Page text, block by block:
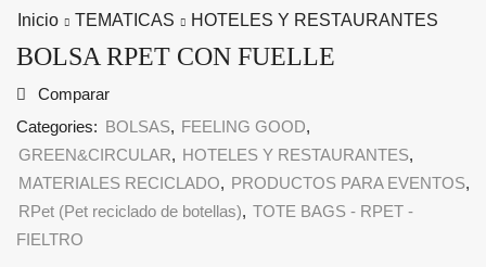
Inicio TEMATICAS HOTELES Y RESTAURANTES
BOLSA RPET CON FUELLE
Comparar
Categories:
BOLSAS, FEELING GOOD,
GREEN&CIRCULAR, HOTELES Y RESTAURANTES,
MATERIALES RECICLADO, PRODUCTOS PARA EVENTOS,
RPet (Pet reciclado de botellas), TOTE BAGS - RPET -
FIELTRO